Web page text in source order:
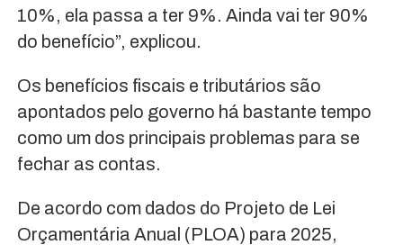
10%, ela passa a ter 9%. Ainda vai ter 90%
do benefício”, explicou.
Os benefícios fiscais e tributários são
apontados pelo governo há bastante tempo
como um dos principais problemas para se
fechar as contas.
De acordo com dados do Projeto de Lei
Orçamentária Anual (PLOA) para 2025,